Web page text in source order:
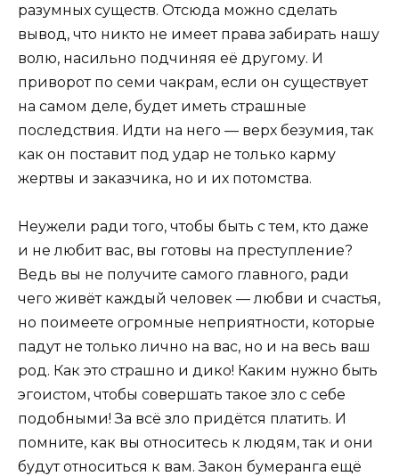
разумных существ. Отсюда можно сделать
вывод, что никто не имеет права забирать нашу
волю, насильно подчиняя её другому. И
приворот по семи чакрам, если он существует
на самом деле, будет иметь страшные
последствия. Идти на него — верх безумия, так
как он поставит под удар не только карму
жертвы и заказчика, но и их потомства.
Неужели ради того, чтобы быть с тем, кто даже
и не любит вас, вы готовы на преступление?
Ведь вы не получите самого главного, ради
чего живёт каждый человек — любви и счастья,
но поимеете огромные неприятности, которые
падут не только лично на вас, но и на весь ваш
род. Как это страшно и дико! Каким нужно быть
эгоистом, чтобы совершать такое зло с себе
подобными! За всё зло придётся платить. И
помните, как вы относитесь к людям, так и они
будут относиться к вам. Закон бумеранга ещё